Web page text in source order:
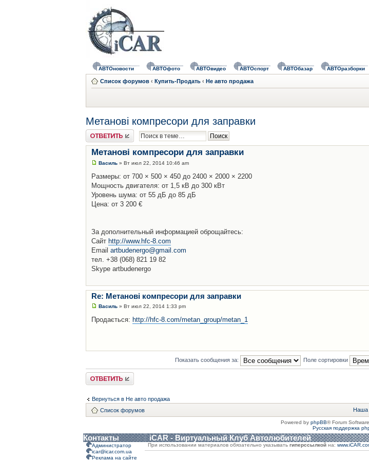
АВТОновости АВТОфото АВТОвидео АВТОспорт АВТОбазар АВТОразборки
Список форумов ‹ Купить-Продать ‹ Не авто продажа
Метанові компресори для заправки
Ответить
Метанові компресори для заправки
Василь » Вт июл 22, 2014 10:46 am
Размеры: от 700 × 500 × 450 до 2400 × 2000 × 2200
Мощность двигателя: от 1,5 кВ до 300 кВт
Уровень шума: от 55 дБ до 85 дБ
Цена: от 3 200 €
За дополнительный информацией оброщайтесь:
Сайт http://www.hfc-8.com
Email artbudenergo@gmail.com
тел. +38 (068) 821 19 82
Skype artbudenergo
Re: Метанові компресори для заправки
Василь » Вт июл 22, 2014 1:33 pm
Продається: http://hfc-8.com/metan_group/metan_1
Показать сообщения за: Поле сортировки
Ответить
Вернуться в Не авто продажа
Список форумов
Наша
Powered by phpBB® Forum
Русская поддержка
Контакты iCAR - Виртуальный Клуб Автолюбителей
Администратор
icar@icar.com.ua
Реклама на сайте
При использовании материалов обязательно указывать гиперссылкой на: